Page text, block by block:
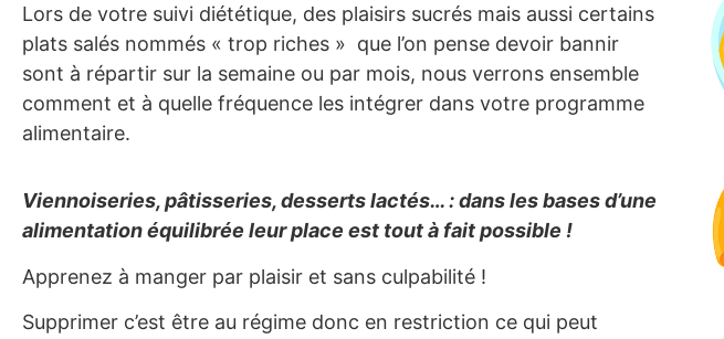
Lors de votre suivi diététique, des plaisirs sucrés mais aussi certains
plats salés nommés « trop riches » que l’on pense devoir bannir
sont à répartir sur la semaine ou par mois, nous verrons ensemble
comment et à quelle fréquence les intégrer dans votre programme
alimentaire.
Viennoiseries, pâtisseries, desserts lactés… : dans les bases d’une
alimentation équilibrée leur place est tout à fait possible !
Apprenez à manger par plaisir et sans culpabilité !
Supprimer c’est être au régime donc en restriction ce qui peut